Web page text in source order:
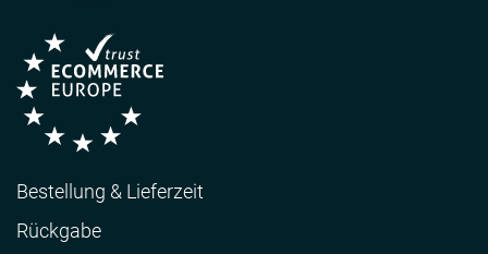
Bestellung & Lieferzeit
Rückgabe